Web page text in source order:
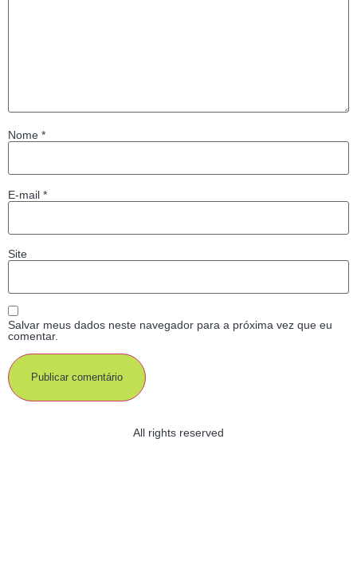
Nome *
E-mail *
Site
Salvar meus dados neste navegador para a próxima vez que eu
comentar.
All rights reserved